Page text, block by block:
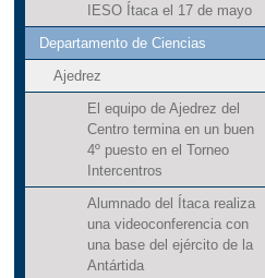
IESO Ítaca el 17 de mayo
Departamento de Ciencias
Ajedrez
El equipo de Ajedrez del
Centro termina en un buen
4º puesto en el Torneo
Intercentros
Alumnado del Ítaca realiza
una videoconferencia con
una base del ejército de la
Antártida